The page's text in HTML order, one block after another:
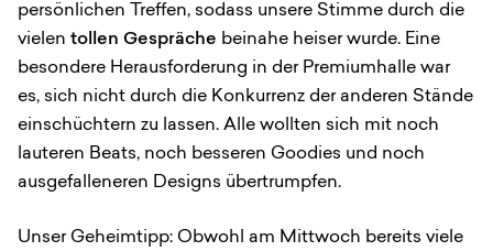
persönlichen Treffen, sodass unsere Stimme durch die
vielen tollen Gespräche beinahe heiser wurde. Eine
besondere Herausforderung in der Premiumhalle war
es, sich nicht durch die Konkurrenz der anderen Stände
einschüchtern zu lassen. Alle wollten sich mit noch
lauteren Beats, noch besseren Goodies und noch
ausgefalleneren Designs übertrumpfen.
Unser Geheimtipp: Obwohl am Mittwoch bereits viele